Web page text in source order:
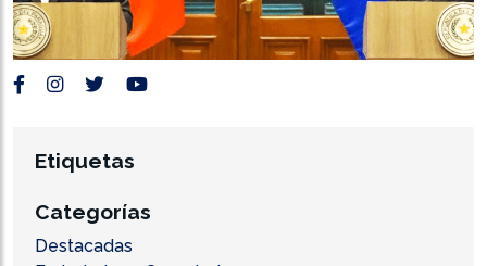
Etiquetas
Categorías
Destacadas